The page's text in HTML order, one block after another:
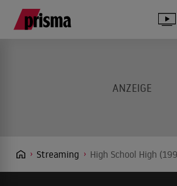
Streaming High School High